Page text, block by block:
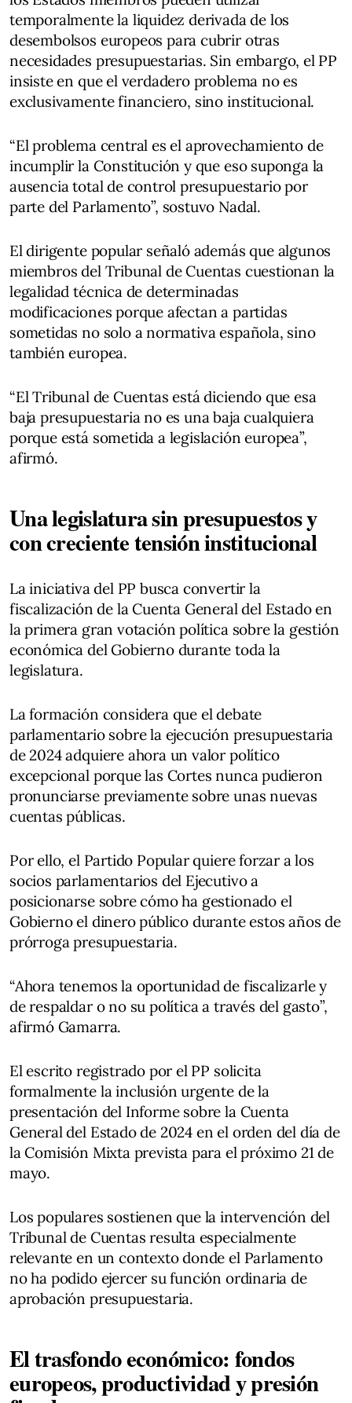
temporalmente la liquidez derivada de los
desembolsos europeos para cubrir otras
necesidades presupuestarias. Sin embargo, el PP
insiste en que el verdadero problema no es
exclusivamente financiero, sino institucional.
“El problema central es el aprovechamiento de
incumplir la Constitución y que eso suponga la
ausencia total de control presupuestario por
parte del Parlamento”, sostuvo Nadal.
El dirigente popular señaló además que algunos
miembros del Tribunal de Cuentas cuestionan la
legalidad técnica de determinadas
modificaciones porque afectan a partidas
sometidas no solo a normativa española, sino
también europea.
“El Tribunal de Cuentas está diciendo que esa
baja presupuestaria no es una baja cualquiera
porque está sometida a legislación europea”,
afirmó.
Una legislatura sin presupuestos y
con creciente tensión institucional
La iniciativa del PP busca convertir la
fiscalización de la Cuenta General del Estado en
la primera gran votación política sobre la gestión
económica del Gobierno durante toda la
legislatura.
La formación considera que el debate
parlamentario sobre la ejecución presupuestaria
de 2024 adquiere ahora un valor político
excepcional porque las Cortes nunca pudieron
pronunciarse previamente sobre unas nuevas
cuentas públicas.
Por ello, el Partido Popular quiere forzar a los
socios parlamentarios del Ejecutivo a
posicionarse sobre cómo ha gestionado el
Gobierno el dinero público durante estos años de
prórroga presupuestaria.
“Ahora tenemos la oportunidad de fiscalizarle y
de respaldar o no su política a través del gasto”,
afirmó Gamarra.
El escrito registrado por el PP solicita
formalmente la inclusión urgente de la
presentación del Informe sobre la Cuenta
General del Estado de 2024 en el orden del día de
la Comisión Mixta prevista para el próximo 21 de
mayo.
Los populares sostienen que la intervención del
Tribunal de Cuentas resulta especialmente
relevante en un contexto donde el Parlamento
no ha podido ejercer su función ordinaria de
aprobación presupuestaria.
El trasfondo económico: fondos
europeos, productividad y presión